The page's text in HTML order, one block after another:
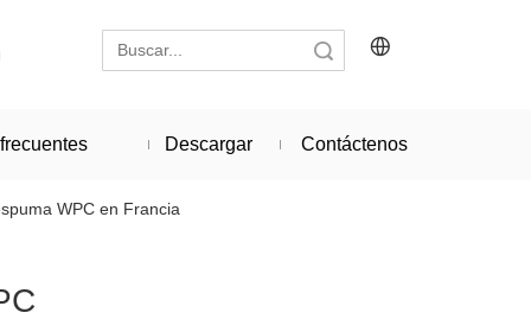
Descargar Contáctenos
WPC en Francia